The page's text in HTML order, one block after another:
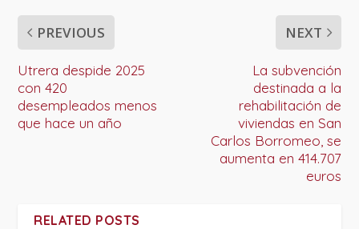
PREVIOUS
Utrera despide 2025
con 420
desempleados menos
que hace un año
NEXT
La subvención
destinada a la
rehabilitación de
viviendas en San
Carlos Borromeo, se
aumenta en 414.707
euros
RELATED POSTS